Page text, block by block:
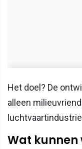
Het doel? De
alleen
Wat kunnen